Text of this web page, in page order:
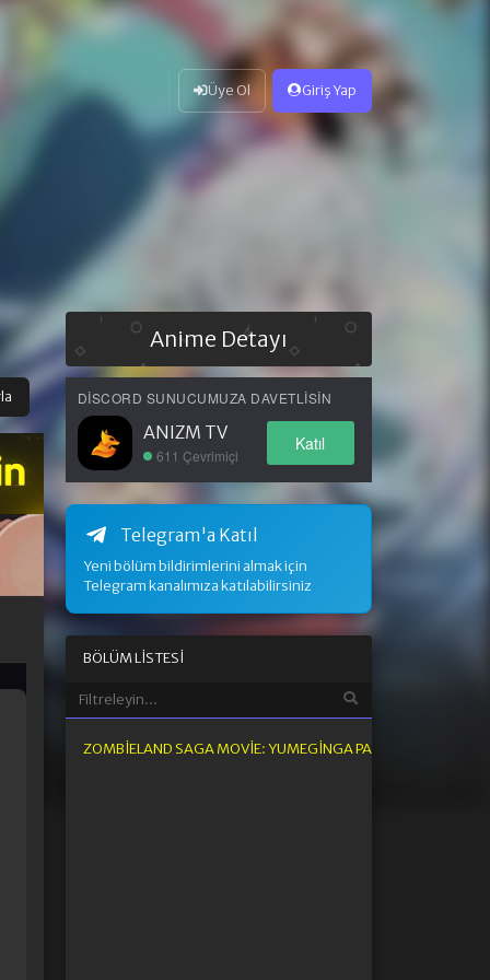
Üye Ol Giriş Yap
DISCORD SUNUCUMUZA DAVETLISIN
ANIZM TV
611 Çevrimiçi
Katıl
Telegram'a Katıl
Yeni bölüm bildirimlerini almak için
Telegram kanalımıza katılabilirsiniz
Anime Detayı
BÖLÜM LISTESI
ZOMBIELAND SAGA MOVIE: YUMEGINGA PARADISE